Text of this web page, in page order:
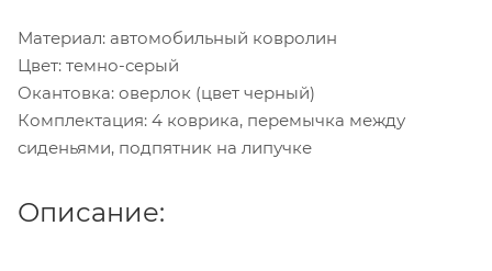
Материал: автомобильный ковролин
Цвет: темно-серый
Окантовка: оверлок (цвет черный)
Комплектация: 4 коврика, перемычка между
сиденьями, подпятник на липучке
Описание: